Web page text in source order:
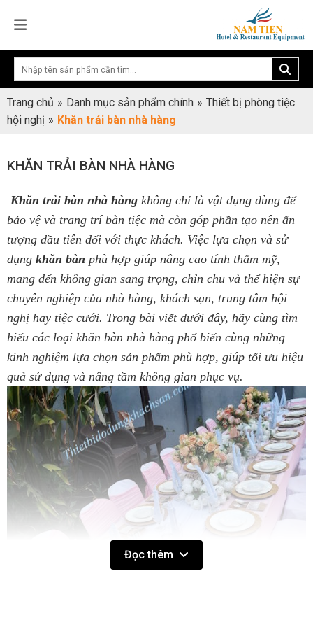
Trang chủ » Danh mục sản phẩm chính » Thiết bị phòng tiệc
hội nghị » Khăn trải bàn nhà hàng
KHĂN TRẢI BÀN NHÀ HÀNG
Khăn trải bàn nhà hàng không chỉ là vật dụng dùng để
bảo vệ và trang trí bàn tiệc mà còn góp phần tạo nên ấn
tượng đầu tiên đối với thực khách. Việc lựa chọn và sử
dụng khăn bàn phù hợp giúp nâng cao tính thẩm mỹ,
mang đến không gian sang trọng, chỉn chu và thể hiện sự
chuyên nghiệp của nhà hàng, khách sạn, trung tâm hội
nghị hay tiệc cưới. Trong bài viết dưới đây, hãy cùng tìm
hiểu các loại khăn bàn nhà hàng phổ biến cùng những
kinh nghiệm lựa chọn sản phẩm phù hợp, giúp tối ưu hiệu
quả sử dụng và nâng tầm không gian phục vụ.
Đọc thêm